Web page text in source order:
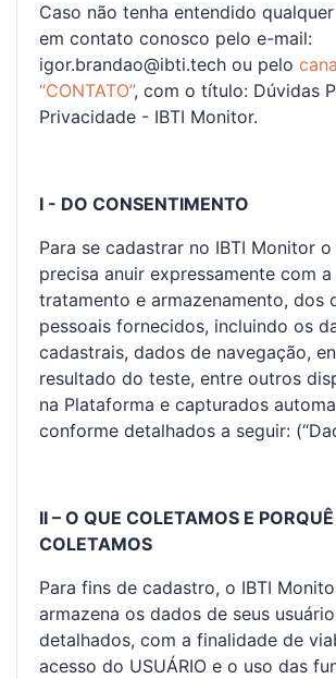
Caso não tenha entendido
em contato conosco pelo e-mail:
igor.brandao@ibti.tech ou pelo
“CONTATO”, com o título: Dúvidas
Privacidade - IBTI Monitor.
I - DO CONSENTIMENTO
Para se cadastrar no IBTI Monitor o
precisa anuir expressamente com
tratamento e armazenamento, dos
pessoais fornecidos, incluindo os
cadastrais, dados de navegação,
resultado do teste, entre outros
na Plataforma e capturados
conforme detalhados a seguir:
II – O QUE COLETAMOS E PORQUÊ
COLETAMOS
Para fins de cadastro, o IBTI
armazena os dados de seus
detalhados, com a finalidade de
acesso do USUÁRIO e o uso das